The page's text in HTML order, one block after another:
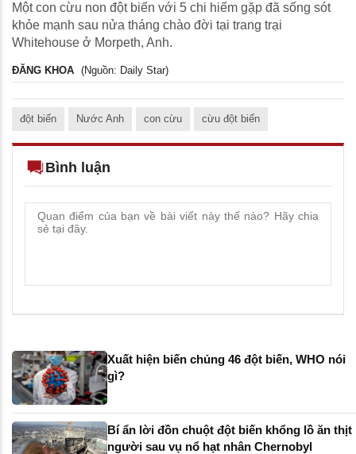
Một con cừu non đột biến với 5 chi hiếm gặp đã sống sót
khỏe mạnh sau nửa tháng chào đời tại trang trại
Whitehouse ở Morpeth, Anh.
ĐĂNG KHOA (Nguồn: Daily Star)
đột biến Nước Anh con cừu cừu đột biến
Bình luận
Xuất hiện biến chủng 46 đột biến, WHO nói
gì?
Bí ẩn lời đồn chuột đột biến khổng lồ ăn thịt
người sau vụ nổ hạt nhân Chernobyl